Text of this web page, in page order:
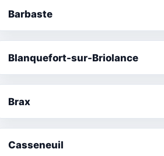
Barbaste
Blanquefort-sur-Briolance
Brax
Casseneuil